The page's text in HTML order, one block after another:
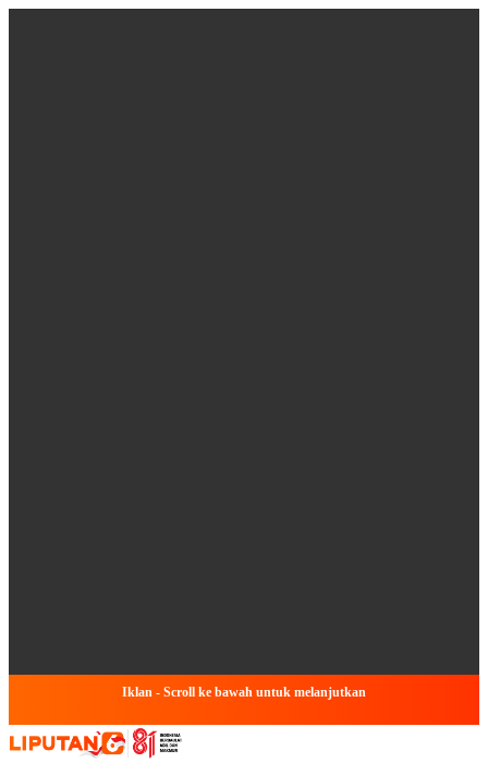
Iklan - Scroll ke bawah untuk melanjutkan